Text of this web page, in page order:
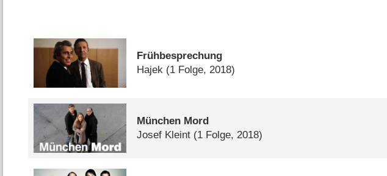
Frühbesprechung
Hajek (1 Folge, 2018)
München Mord
Josef Kleint (1 Folge, 2018)